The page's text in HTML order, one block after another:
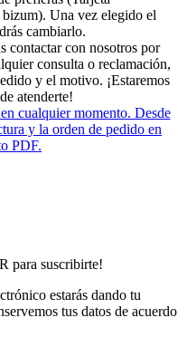
Una vez elegido el
cambiarlo.
contactar con nosotros por
consulta o reclamación,
y el motivo. ¡Estaremos
atenderte!
cualquier momento. Desde
y la orden de pedido en
PDF.
para suscribirte!
estarás dando tu
tus datos de acuerdo